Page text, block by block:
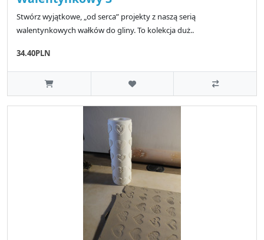
Stwórz wyjątkowe, „od serca” projekty z naszą serią
walentynkowych wałków do gliny. To kolekcja duż..
34.40PLN